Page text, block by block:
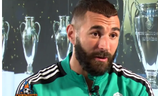
El Chiringuito
Madrid
Actualizado: 25 de mayo de 2022,